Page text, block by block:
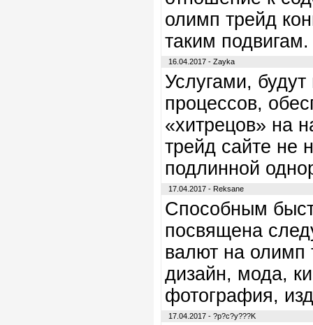
олимп трейд
таким
16.04.2017 - Zayka
Услугами,
процессов,
«хитрецов» на
трейд сайте не
подлинной
17.04.2017 - Reksane
Способным
посвящена
валют на олимп
дизайн, мода,
фотография,
17.04.2017 - ?p?c?y???K